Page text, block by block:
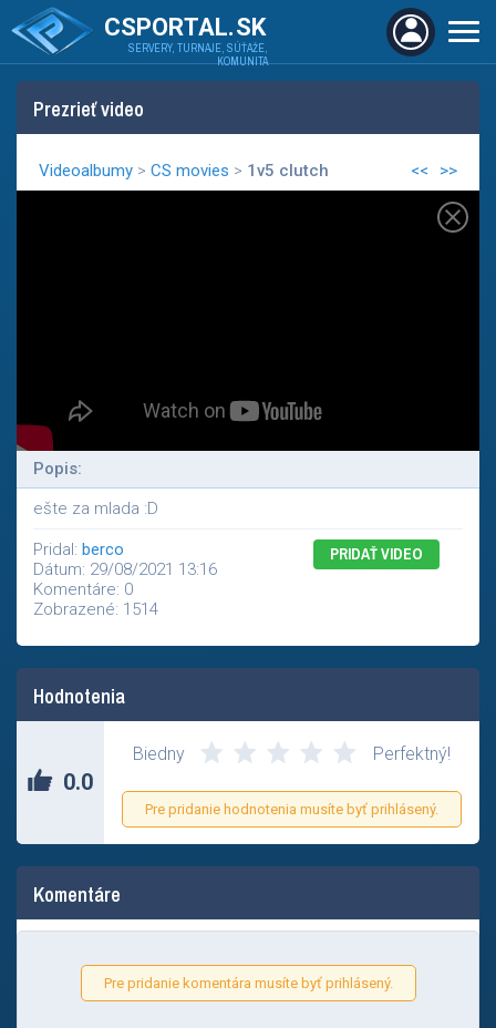
CSPORTAL.SK
SERVERY, TURNAJE, SÚŤAŽE,
KOMUNITA
Prezrieť video
Videoalbumy > CS movies > 1v5 clutch << >>
Popis:
ešte za mlada :D
Pridal: berco
Dátum: 29/08/2021 13:16
Komentáre: 0
Zobrazené: 1514
PRIDAŤ VIDEO
Hodnotenia
0.0
Biedny Perfektný!
Pre pridanie hodnotenia musíte byť prihlásený.
Komentáre
Pre pridanie komentára musíte byť prihlásený.